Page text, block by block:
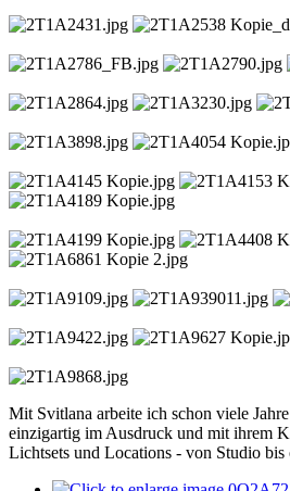
Mit Svitlana arbeite ich schon viele
einzigartig im Ausdruck und mit ihrem
Lichtsets und Locations - von Studio bis